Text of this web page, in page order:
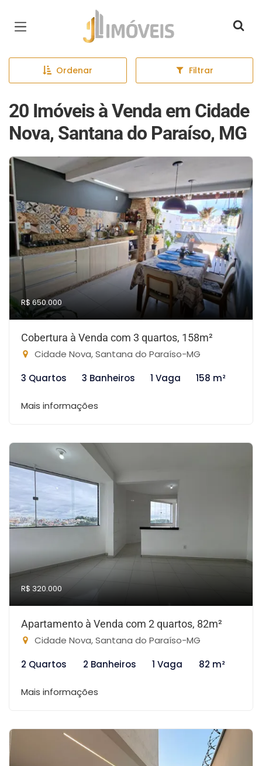
Página inicial
Ordenar Filtrar
20 Imóveis à Venda em Cidade
Nova, Santana do Paraíso, MG
R$ 650.000
Cobertura à Venda com 3 quartos, 158m²
Cidade Nova, Santana do Paraíso-MG
3 Quartos
3 Banheiros 1 Vaga 158 m²
Mais informações
R$ 320.000
Apartamento à Venda com 2 quartos, 82m²
Cidade Nova, Santana do Paraíso-MG
2 Quartos
2 Banheiros 1 Vaga 82 m²
Mais informações